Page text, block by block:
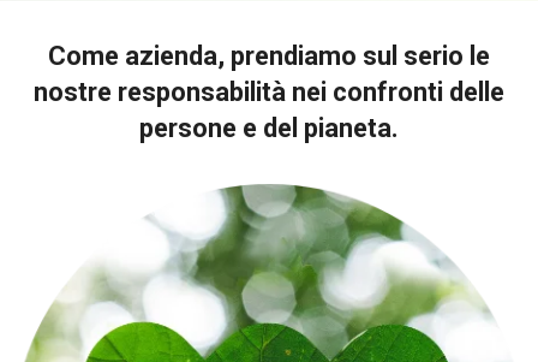
Come azienda, prendiamo sul serio le
nostre responsabilità nei confronti delle
persone e del pianeta.